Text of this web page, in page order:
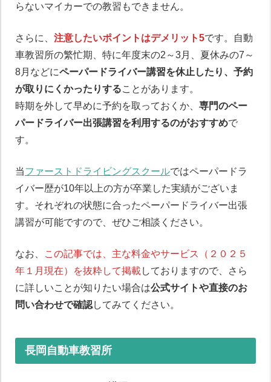
らないマイカーでの教習もできません。
さらに、 注意したいポイントはデメリット5です。自動
車教習所の繁忙期、特に年度末の2～3月、夏休みの7～
8月などにペーパードライバー講習を休止したり、予約
が取りにくかったりすることがあります。
時期を外して早めに予約を取っておくか、 専門のペー
パードライバー出張講習を利用するのがおすすめで
す。
当ファーストドライビングスクールではペーパードラ
イバー歴が10年以上の方が卒業した実績がございま
す。それぞれの状態に合ったペーパードライバー出張
講習が可能ですので、ぜひご相談ください。
なお、
この記事では、主な料金やサービス（２０２５
年１月現在）を抜粋して掲載しておりますので、さら
に詳しいことが知りたい場合は公式サイトや直接のお
問い合わせで確認してみてください。
長岡自動車教習所